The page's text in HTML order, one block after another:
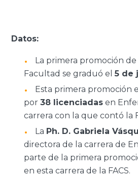
Datos:
La primera promoción
Facultad se graduó el5 de
Esta primera promoción
por38 licenciadas en
carrera con la que contó la
La Ph. D. Gabriela
directora de la carrera de
parte de la primera
en esta carrera de la FACS.